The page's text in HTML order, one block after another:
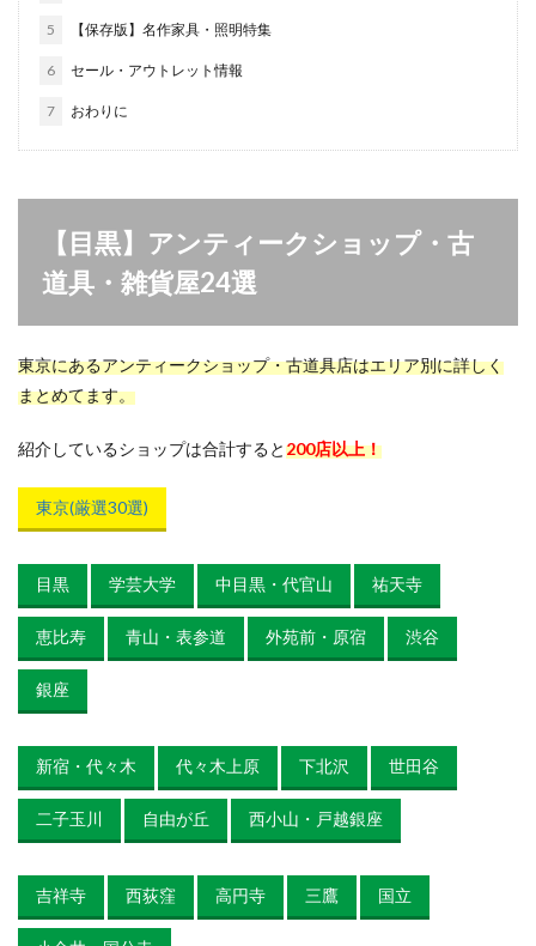
5 【保存版】名作家具・照明特集
6 セール・アウトレット情報
7 おわりに
【目黒】アンティークショップ・古
道具・雑貨屋24選
東京にあるアンティークショップ・古道具店はエリア別に詳しく
まとめてます。
紹介しているショップは合計すると200店以上！
東京(厳選30選)
目黒 学芸大学 中目黒・代官山 祐天寺
恵比寿 青山・表参道 外苑前・原宿 渋谷
銀座
新宿・代々木 代々木上原 下北沢 世田谷
二子玉川 自由が丘 西小山・戸越銀座
吉祥寺 西荻窪 高円寺 三鷹 国立